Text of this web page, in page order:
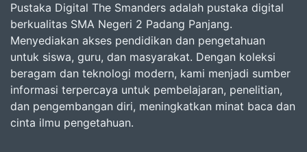
Pustaka Digital The Smanders adalah pustaka digital
berkualitas SMA Negeri 2 Padang Panjang.
Menyediakan akses pendidikan dan pengetahuan
untuk siswa, guru, dan masyarakat. Dengan koleksi
beragam dan teknologi modern, kami menjadi sumber
informasi terpercaya untuk pembelajaran, penelitian,
dan pengembangan diri, meningkatkan minat baca dan
cinta ilmu pengetahuan.